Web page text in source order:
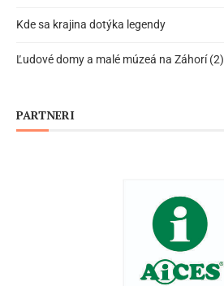
Kde sa krajina dotýka legendy
Ľudové domy a malé múzeá na Záhorí (2)
PARTNERI